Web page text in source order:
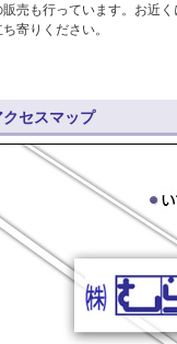
販売も行っています。お近
ち寄りください。
クセスマップ